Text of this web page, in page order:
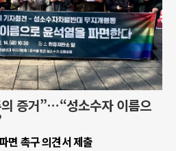
증거”…“성소수자 이름으
면 촉구 의견서 제출